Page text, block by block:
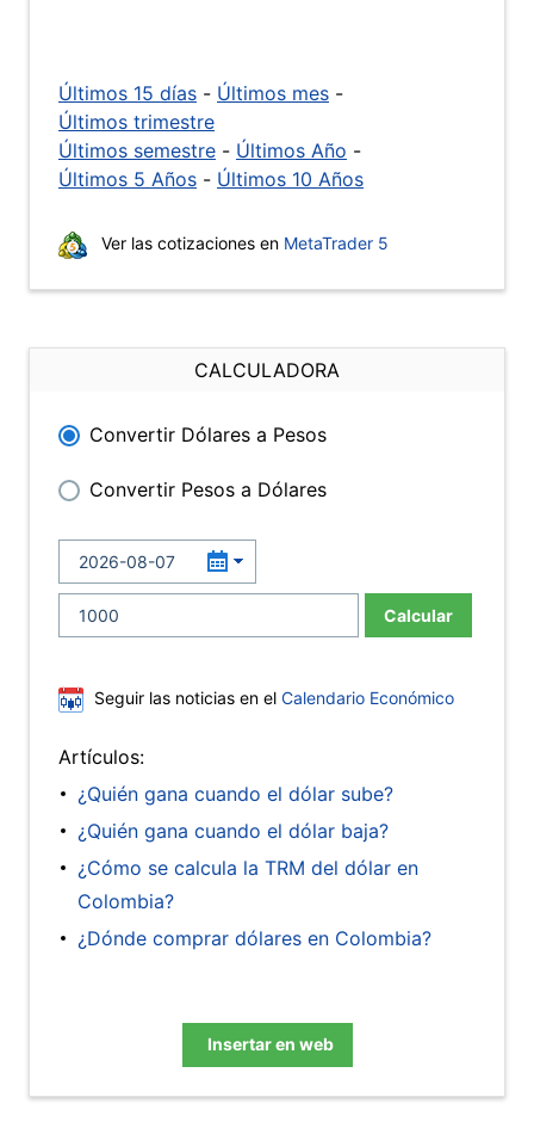
Últimos 15 días - Últimos mes -
Últimos trimestre
Últimos semestre - Últimos Año -
Últimos 5 Años - Últimos 10 Años
Ver las cotizaciones en MetaTrader 5
CALCULADORA
Convertir Dólares a Pesos
Convertir Pesos a Dólares
Calcular
Seguir las noticias en el Calendario Económico
Artículos:
¿Quién gana cuando el dólar sube?
¿Quién gana cuando el dólar baja?
¿Cómo se calcula la TRM del dólar en
Colombia?
¿Dónde comprar dólares en Colombia?
Insertar en web